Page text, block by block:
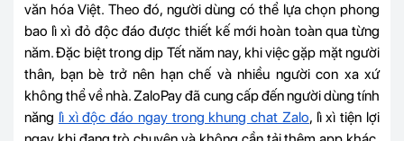
văn hóa Việt. Theo đó, người dùng có thể lựa chọn phong
bao lì xì đỏ độc đáo được thiết kế mới hoàn toàn qua từng
năm. Đặc biệt trong dịp Tết năm nay, khi việc gặp mặt người
thân, bạn bè trở nên hạn chế và nhiều người con xa xứ
không thể về nhà. ZaloPay đã cung cấp đến người dùng tính
năng lì xì độc đáo ngay trong khung chat Zalo, lì xì tiện lợi